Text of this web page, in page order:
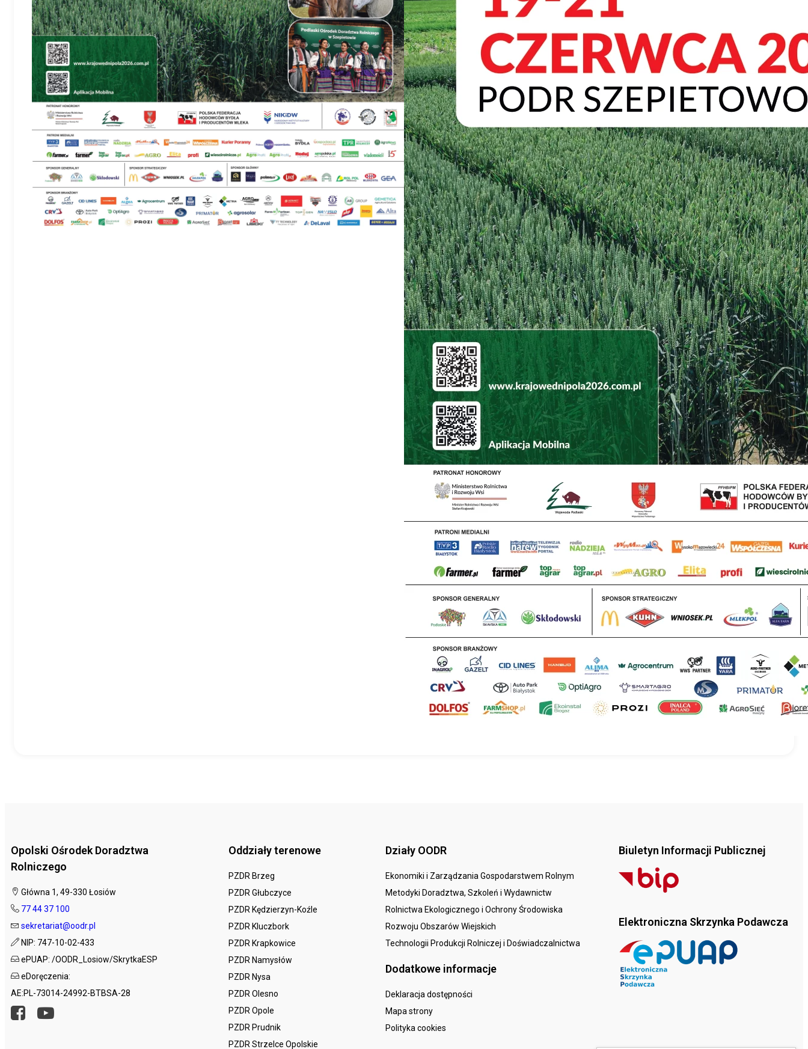
Opolski Ośrodek Doradztwa
Rolniczego
Główna 1, 49-330 Łosiów
77 44 37 100
sekretariat@oodr.pl
NIP: 747-10-02-433
ePUAP: /OODR_Losiow/SkrytkaESP
eDoręczenia:
AE:PL-73014-24992-BTBSA-28
Oddziały terenowe
PZDR Brzeg
PZDR Głubczyce
PZDR Kędzierzyn-Koźle
PZDR Kluczbork
PZDR Krapkowice
PZDR Namysłów
PZDR Nysa
PZDR Olesno
PZDR Opole
PZDR Prudnik
PZDR Strzelce Opolskie
Działy OODR
Ekonomiki i Zarządzania Gospodarstwem Rolnym
Metodyki Doradztwa, Szkoleń i Wydawnictw
Rolnictwa Ekologicznego i Ochrony Środowiska
Rozwoju Obszarów Wiejskich
Technologii Produkcji Rolniczej i Doświadczalnictwa
Dodatkowe informacje
Deklaracja dostępności
Mapa strony
Polityka cookies
Biuletyn Informacji Publicznej
Elektroniczna Skrzynka Podawcza